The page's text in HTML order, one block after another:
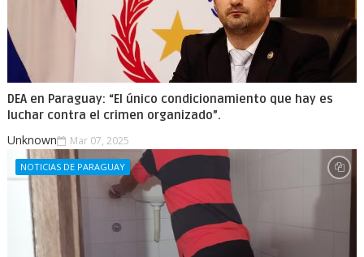
DEA en Paraguay: “El único condicionamiento que hay es
luchar contra el crimen organizado”.
Unknown Mar 07, 2025
NOTICIAS DE PARAGUAY